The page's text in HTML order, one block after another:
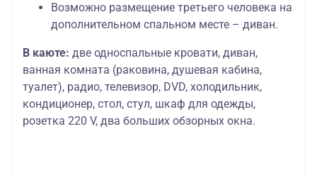
Возможно размещение третьего человека на
дополнительном спальном месте – диван.
В каюте: две односпальные кровати, диван,
ванная комната (раковина, душевая кабина,
туалет), радио, телевизор, DVD, холодильник,
кондиционер, стол, стул, шкаф для одежды,
розетка 220 V, два больших обзорных окна.